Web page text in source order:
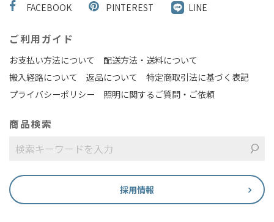
FACEBOOK
PINTEREST LINE
ご利用ガイド
お支払い方法について
配送方法・送料について
搬入経路について
返品について
特定商取引法に基づく表記
プライバシーポリシー
照明に関するご質問・ご依頼
商品検索
採用情報